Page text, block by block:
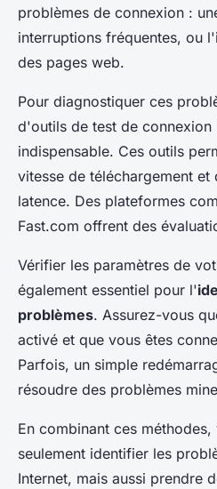
problèmes de connexion :
interruptions fréquentes, ou
des pages web.
Pour diagnostiquer ces
d'outils de test de connexion
indispensable. Ces outils
vitesse de téléchargement
latence. Des plateformes
Fast.com offrent des
Vérifier les paramètres de
également essentiel pour l'
problèmes. Assurez-vous
activé et que vous êtes
Parfois, un simple
résoudre des problèmes
En combinant ces
seulement identifier les
Internet, mais aussi prendre